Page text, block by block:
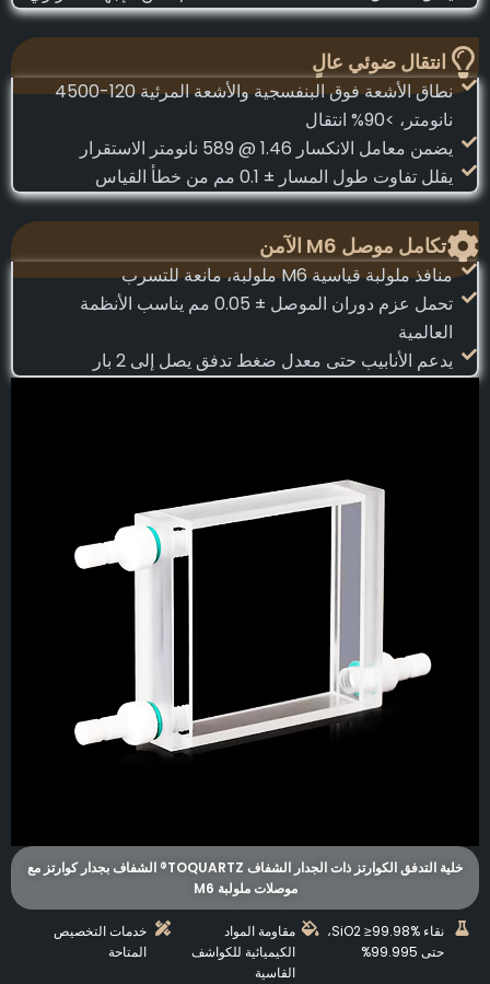
انتقال ضوئي عالٍ
نطاق الأشعة فوق البنفسجية والأشعة المرئية 120-4500
نانومتر، >90% انتقال
يضمن معامل الانكسار 1.46 @ 589 نانومتر الاستقرار
يقلل تفاوت طول المسار ± 0.1 مم من خطأ القياس
تكامل موصل M6 الآمن
منافذ ملولبة قياسية M6 ملولبة، مانعة للتسرب
تحمل عزم دوران الموصل ± 0.05 مم يناسب الأنظمة
العالمية
يدعم الأنابيب حتى معدل ضغط تدفق يصل إلى 2 بار
خلية التدفق الكوارتز ذات الجدار الشفاف TOQUARTZ® الشفاف بجدار كوارتز مع
موصلات ملولبة M6
نقاء SiO2 ≥99.98%،
حتى 99.995%
مقاومة المواد
الكيميائية للكواشف
القاسية
خدمات التخصيص
المتاحة